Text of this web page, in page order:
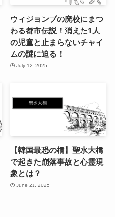
ウィジョンブの廃校にまつ
わる都市伝説！消えた1人
の児童と止まらないチャイ
ムの謎に迫る！
July 12, 2025
【韓国最恐の橋】聖水大橋
で起きた崩落事故と心霊現
象とは？
June 21, 2025